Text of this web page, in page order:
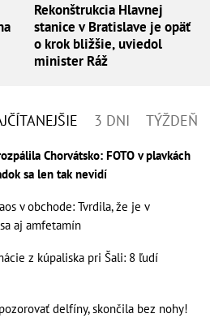
Rekonštrukcia Hlavnej
stanice v Bratislave je opäť
o krok bližšie, uviedol
minister Ráž
3 DNI TÝŽDEŇ
Chorvátsko: FOTO v plavkách
sa len tak nevidí
v obchode: Tvrdila, že je v
aj amfetamín
z kúpaliska pri Šali: 8 ľudí
delfíny, skončila bez nohy!